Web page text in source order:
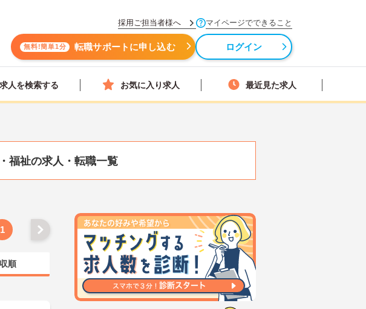
採用ご担当者様へ マイページでできること
無料!簡単1分 転職サポートに申し込む ログイン
求人を検索する お気に入り求人 最近見た求人
福祉の求人・転職一覧
1
順